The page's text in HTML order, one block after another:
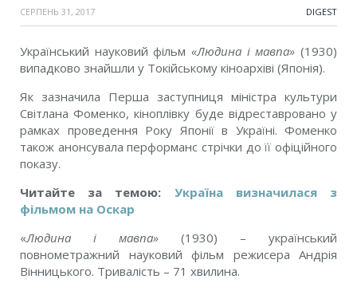
СЕРПЕНЬ 31, 2017 DIGEST
Український науковий фільм «Людина і мавпа» (1930)
випадково знайшли у Токійському кіноархіві (Японія).
Як зазначила Перша заступниця міністра культури
Світлана Фоменко, кіноплівку буде відреставровано у
рамках проведення Року Японії в Україні. Фоменко
також анонсувала перформанс стрічки до її офіційного
показу.
Читайте за темою: Україна визначилася з
фільмом на Оскар
«Людина і мавпа» (1930) – український
повнометражний науковий фільм режисера Андрія
Вінницького. Тривалість – 71 хвилина.